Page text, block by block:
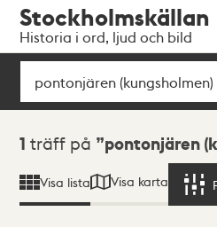
navigationen
huvudinnehållet
Stockholmskällan
Historia i ord, ljud och bild
Sök
Sökresultat
1 träff på pontonjären
Visa lista Visa karta